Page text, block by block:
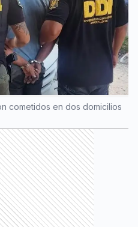
cometidos en dos domicilios